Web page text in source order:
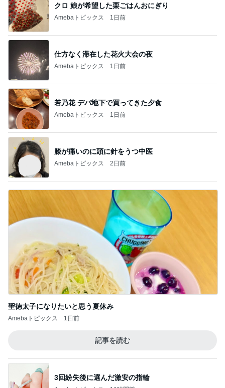
クロ 娘が希望した栗ごはんおにぎり
Amebaトピックス 1日前
仕方なく滞在した花火大会の夜
Amebaトピックス 1日前
若乃花 デパ地下で買ってきた夕食
Amebaトピックス 1日前
膝が痛いのに頭に針をうつ中医
Amebaトピックス 2日前
聖徳太子になりたいと思う夏休み
Amebaトピックス 1日前
記事を読む
3回紛失後に選んだ激安の指輪